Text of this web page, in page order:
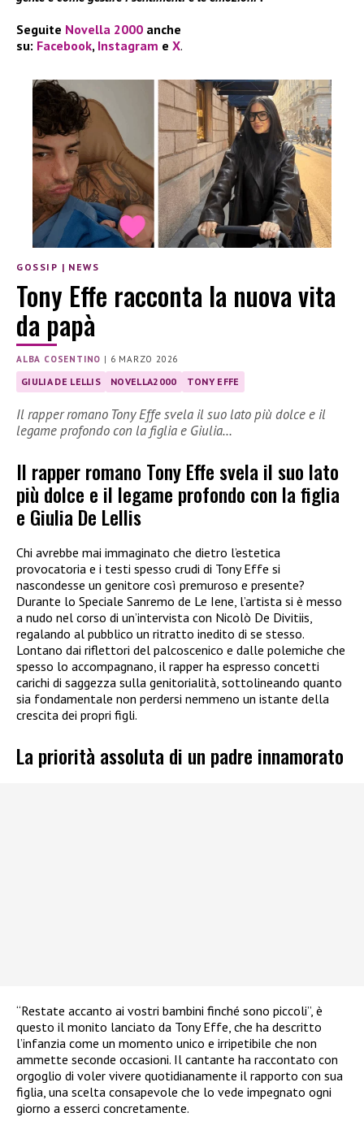
Seguite Novella 2000 anche
su: Facebook, Instagram e X.
GOSSIP | NEWS
Tony Effe racconta la nuova vita
da papà
ALBA COSENTINO | 6 MARZO 2026
GIULIA DE LELLIS NOVELLA2000 TONY EFFE
Il rapper romano Tony Effe svela il suo lato più dolce e il
legame profondo con la figlia e Giulia…
Il rapper romano Tony Effe svela il suo lato
più dolce e il legame profondo con la figlia
e Giulia De Lellis
Chi avrebbe mai immaginato che dietro l’estetica
provocatoria e i testi spesso crudi di Tony Effe si
nascondesse un genitore così premuroso e presente?
Durante lo Speciale Sanremo de Le Iene, l’artista si è messo
a nudo nel corso di un’intervista con Nicolò De Divitiis,
regalando al pubblico un ritratto inedito di se stesso.
Lontano dai riflettori del palcoscenico e dalle polemiche che
spesso lo accompagnano, il rapper ha espresso concetti
carichi di saggezza sulla genitorialità, sottolineando quanto
sia fondamentale non perdersi nemmeno un istante della
crescita dei propri figli.
La priorità assoluta di un padre innamorato
“Restate accanto ai vostri bambini finché sono piccoli”, è
questo il monito lanciato da Tony Effe, che ha descritto
l’infanzia come un momento unico e irripetibile che non
ammette seconde occasioni. Il cantante ha raccontato con
orgoglio di voler vivere quotidianamente il rapporto con sua
figlia, una scelta consapevole che lo vede impegnato ogni
giorno a esserci concretamente.